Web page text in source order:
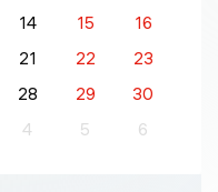
14 15
16
21 22
23
28 29
30
4 5 6